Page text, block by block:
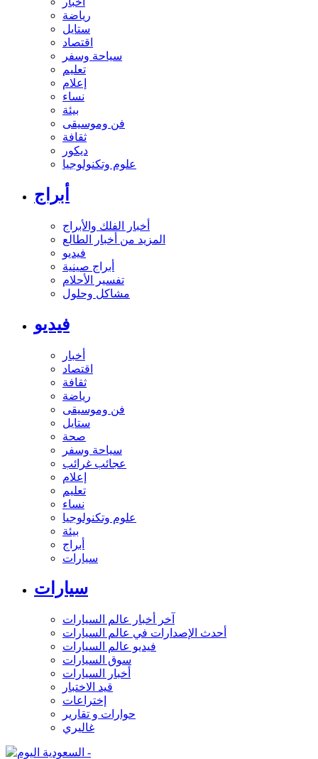
رياضة
ستايل
اقتصاد
سياحة وسفر
تعليم
إعلام
نساء
بيئة
فن وموسيقى
ثقافة
ديكور
علوم وتكنولوجيا
أبراج
أخبار الفلك والأبراج
المزيد من أخبار الطالع
فيديو
أبراج صينية
تفسير الأحلام
مشاكل وحلول
فيديو
أخبار
اقتصاد
ثقافة
رياضة
فن وموسيقى
ستايل
صحة
سياحة وسفر
عجائب غرائب
إعلام
تعليم
نساء
علوم وتكنولوجيا
بيئة
أبراج
سيارات
سيارات
آخر أخبار عالم السيارات
أحدث الإصدارات في عالم السيارات
فيديو عالم السيارات
سوق السيارات
أخبار السيارات
قيد الاختبار
إختراعات
حوارات و تقارير
غاليري